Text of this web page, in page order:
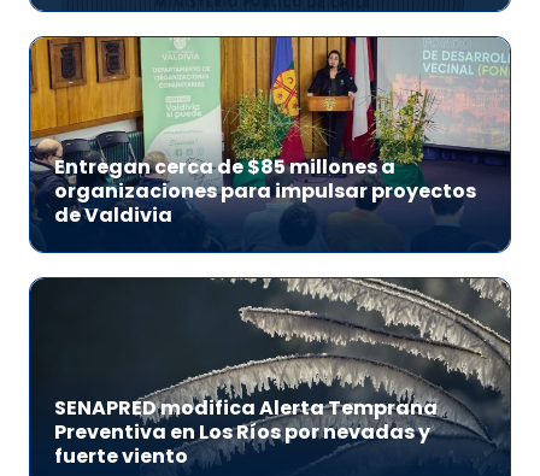
Entregan cerca de $85 millones a
organizaciones para impulsar proyectos
de Valdivia
SENAPRED modifica Alerta Temprana
Preventiva en Los Ríos por nevadas y
fuerte viento